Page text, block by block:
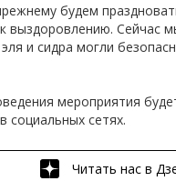
будем
выздоровлению. Сейчас
и сидра могли
мероприятия
социальных сетях.
Читать нас в